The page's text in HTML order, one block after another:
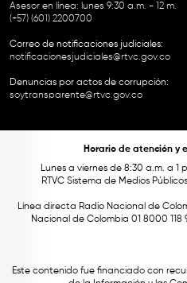
Asesor en línea: lunes 9:30 a.m. - 12 m.
(+57) (601) 2200700
Correo de notificaciones judiciales:
notificacionesjudiciales@rtvc.gov.co
Denuncias por actos de corrupción:
soytransparente@rtvc.gov.co
Horario de atención y
Lunes a viernes de 8:30 a.m. a 1
RTVC Sistema de Medios
Línea directa Radio Nacional de
Nacional de Colombia 01 8000 118
Este contenido fue financiado con